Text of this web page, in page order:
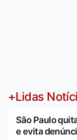
+Lidas
São Paulo
e evita